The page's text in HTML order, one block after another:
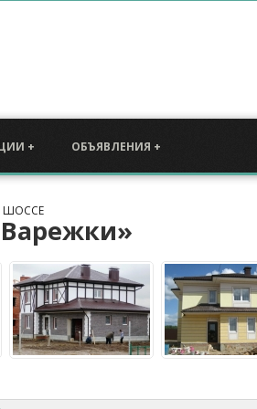
объектах загородной недвижимости за
посёлков вдоль основных
+ ОБЪЯВЛЕНИЯ +
ШОССЕ